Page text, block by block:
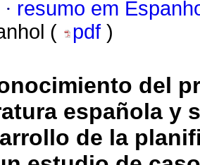
· resumo em
(
pdf )
del
española y
de la